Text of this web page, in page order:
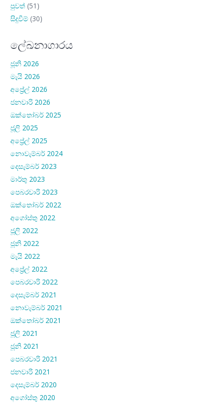
පුවත් (51)
සිදුවීම් (30)
ලේඛනාගාරය
ජූනි 2026
මැයි 2026
අප්‍රේල් 2026
ජනවාරි 2026
ඔක්තෝබර් 2025
ජූලි 2025
අප්‍රේල් 2025
නොවැම්බර් 2024
දෙසැම්බර් 2023
මාර්තු 2023
පෙබරවාරි 2023
ඔක්තෝබර් 2022
අගෝස්තු 2022
ජූලි 2022
ජූනි 2022
මැයි 2022
අප්‍රේල් 2022
පෙබරවාරි 2022
දෙසැම්බර් 2021
නොවැම්බර් 2021
ඔක්තෝබර් 2021
ජූලි 2021
ජූනි 2021
පෙබරවාරි 2021
ජනවාරි 2021
දෙසැම්බර් 2020
අගෝස්තු 2020